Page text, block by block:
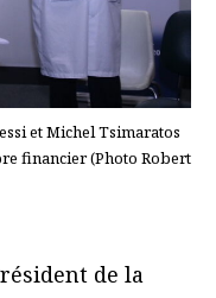
et Michel Tsimaratos
financier (Photo Robert
de la